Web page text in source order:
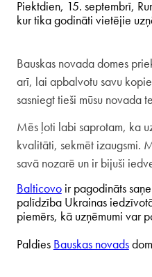
Piektdien, 15. septembrī,
kur tika godināti vietējie
Bauskas novada domes
arī, lai apbalvotu savu
sasniegt tieši mūsu novada
Mēs ļoti labi saprotam, ka
kvalitāti, sekmēt izaugsmi.
savā nozarē un ir bijuši
Balticovoir pagodināts
palīdzība Ukrainas
piemērs, kā uzņēmumi var
Paldies Bauskas novads